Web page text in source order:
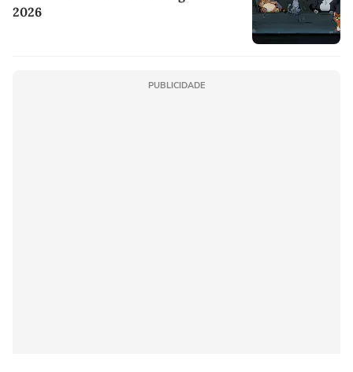
2026
PUBLICIDADE